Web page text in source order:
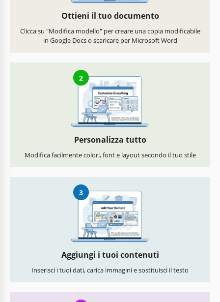
Ottieni il tuo documento
Clicca su "Modifica modello" per creare una copia modificabile
in Google Docs o scaricare per Microsoft Word
2
Personalizza tutto
Modifica facilmente colori, font e layout secondo il tuo stile
3
Aggiungi i tuoi contenuti
Inserisci i tuoi dati, carica immagini e sostituisci il testo